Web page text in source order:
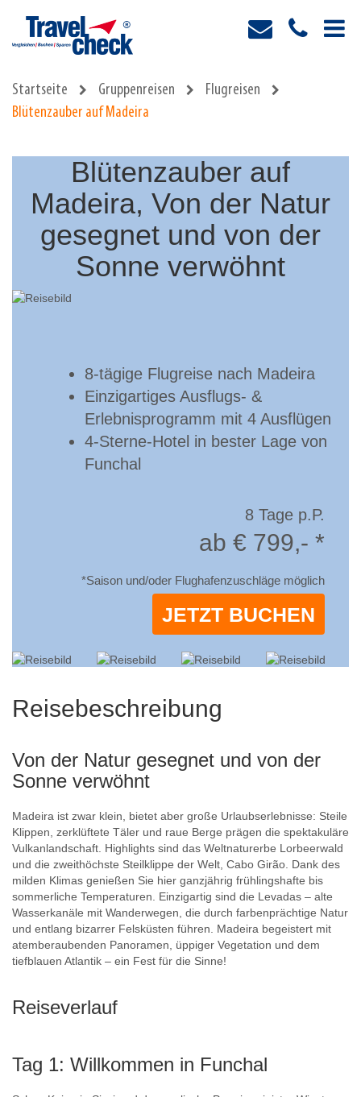
Startseite Gruppenreisen
Flugreisen
Blütenzauber auf Madeira
Blütenzauber auf
Madeira, Von der Natur
gesegnet und von der
Sonne verwöhnt
8-tägige Flugreise nach Madeira
Einzigartiges Ausflugs- &
Erlebnisprogramm mit 4 Ausflügen
4-Sterne-Hotel in bester Lage von
Funchal
8 Tage p.P.
ab € 799,- *
*Saison und/oder Flughafenzuschläge möglich
JETZT BUCHEN
Reisebeschreibung
Von der Natur gesegnet und von der
Sonne verwöhnt
Madeira ist zwar klein, bietet aber große Urlaubserlebnisse: Steile
Klippen, zerklüftete Täler und raue Berge prägen die spektakuläre
Vulkanlandschaft. Highlights sind das Weltnaturerbe Lorbeerwald
und die zweithöchste Steilklippe der Welt, Cabo Girão. Dank des
milden Klimas genießen Sie hier ganzjährig frühlingshafte bis
sommerliche Temperaturen. Einzigartig sind die Levadas – alte
Wasserkanäle mit Wanderwegen, die durch farbenprächtige Natur
und entlang bizarrer Felsküsten führen. Madeira begeistert mit
atemberaubenden Panoramen, üppiger Vegetation und dem
tiefblauen Atlantik – ein Fest für die Sinne!
Reiseverlauf
Tag 1: Willkommen in Funchal